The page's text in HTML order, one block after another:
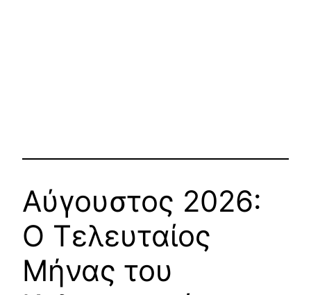
Αύγουστος 2026:
Ο Τελευταίος
Μήνας του